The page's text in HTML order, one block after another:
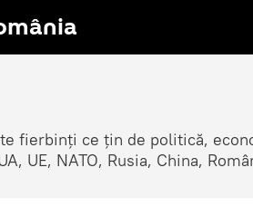
fierbinți ce țin de politică,
UE, NATO, Rusia, China,